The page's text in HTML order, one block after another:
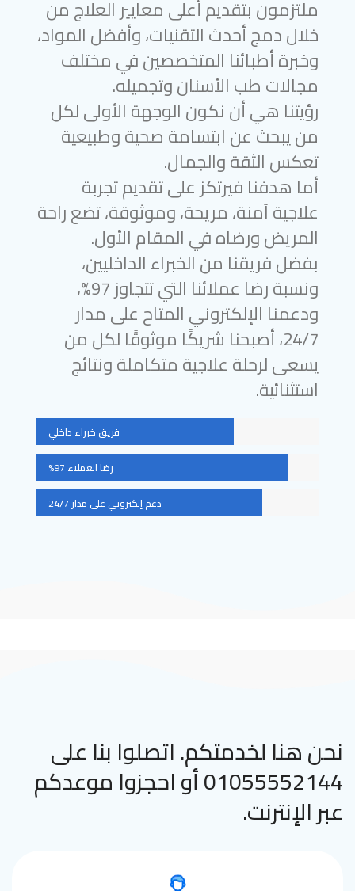
ملتزمون بتقديم أعلى معايير العلاج من
خلال دمج أحدث التقنيات، وأفضل المواد،
وخبرة أطبائنا المتخصصين في مختلف
مجالات طب الأسنان وتجميله.
رؤيتنا هي أن نكون الوجهة الأولى لكل
من يبحث عن ابتسامة صحية وطبيعية
تعكس الثقة والجمال.
أما هدفنا فيرتكز على تقديم تجربة
علاجية آمنة، مريحة، وموثوقة، تضع راحة
المريض ورضاه في المقام الأول.
بفضل فريقنا من الخبراء الداخليين،
ونسبة رضا عملائنا التي تتجاوز 97%،
ودعمنا الإلكتروني المتاح على مدار
24/7، أصبحنا شريكًا موثوقًا لكل من
يسعى لرحلة علاجية متكاملة ونتائج
استثنائية.
فريق خبراء داخلي
رضا العملاء 97%
دعم إلكتروني على مدار 24/7
نحن هنا لخدمتكم. اتصلوا بنا على
01055552144 أو احجزوا موعدكم
عبر الإنترنت.